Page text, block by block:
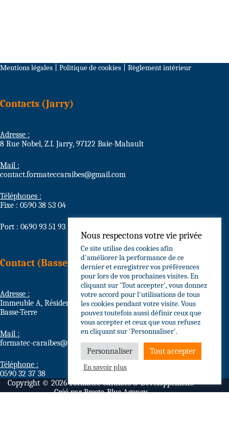
Mentions légales Politique de cookies Règlement intérieur
Contacts (Jarry)
Adresse :
8 Rue Nobel, Z.I. Jarry, 97122 Baie-Mahault
Mail :
contact.formateccaraibes@gmail.com
Téléphones :
Fixe : 0590 38 53 04
Port : 0690 93 51 93
Contact (Basse-Terre)
Adresse :
Immeuble A, Résidence Grain d’Or Circonvallation, 97100
Basse-Terre
Mail :
formatec-caraibes@wanadoo.fr
Téléphone :
0590 32 37 38
Copyright © 2026 Formatec Caraïbes & Développement.
Créé parPresta Plus Agency
Nous respectons votre vie privée
Ce site utilise des cookies afin
d'améliorer la performance de ce
dernier et enregistrer vos préférences
pour lors de vos prochaines visites. En
cliquant sur 'Tout accepter', vous donnez
votre accord pour l'utilisations de tous
les cookies pendant votre visite. Vous
pouvez toutefois aussi définir ceux que
vous accepter et ceux que vous refusez
en cliquant sur 'Personnaliser'.
Personnaliser
Tout accepter
En savoir plus